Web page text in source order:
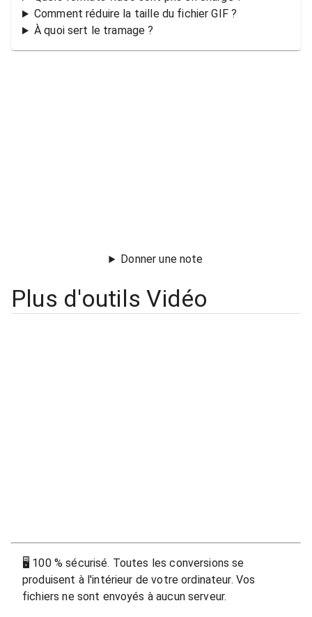
Comment réduire la taille du fichier GIF ?
À quoi sert le tramage ?
Donner une note
Plus d'outils Vidéo
🖥 100 % sécurisé. Toutes les conversions se
produisent à l'intérieur de votre ordinateur. Vos
fichiers ne sont envoyés à aucun serveur.